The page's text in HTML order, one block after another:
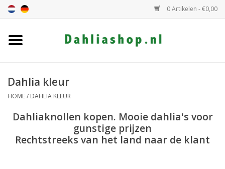
0 Artikelen - €0,00
Dahlia assortiment
Dahlia kleur
HOME/ DAHLIA KLEUR
Dahliaknollen kopen. Mooie dahlia's voor
gunstige prijzen
Rechtstreeks van het land naar de klant